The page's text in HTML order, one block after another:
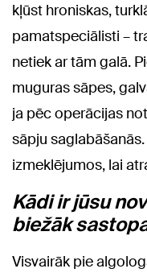
kļūst hroniskas,
pamatspeciālisti –
netiek ar tām galā.
muguras sāpes,
ja pēc operācijas
sāpju
izmeklējumos, lai
Kādi ir jūsu
biežāk
Visvairāk pie